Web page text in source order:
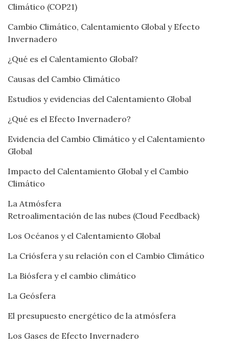
Climático (COP21)
Cambio Climático, Calentamiento Global y Efecto
Invernadero
¿Qué es el Calentamiento Global?
Causas del Cambio Climático
Estudios y evidencias del Calentamiento Global
¿Qué es el Efecto Invernadero?
Evidencia del Cambio Climático y el Calentamiento
Global
Impacto del Calentamiento Global y el Cambio
Climático
La Atmósfera
Retroalimentación de las nubes (Cloud Feedback)
Los Océanos y el Calentamiento Global
La Criósfera y su relación con el Cambio Climático
La Biósfera y el cambio climático
La Geósfera
El presupuesto energético de la atmósfera
Los Gases de Efecto Invernadero